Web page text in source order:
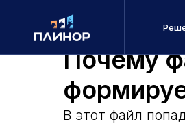
Почему
В этот файл